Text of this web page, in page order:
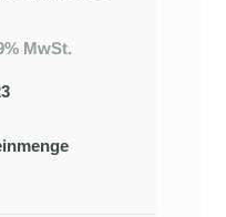
MwSt.